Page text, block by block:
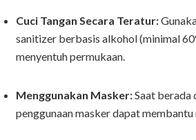
Cuci Tangan Secara Teratur:
sanitizer berbasis alkohol (minimal
menyentuh permukaan.
Menggunakan Masker:Saat berada
penggunaan masker dapat